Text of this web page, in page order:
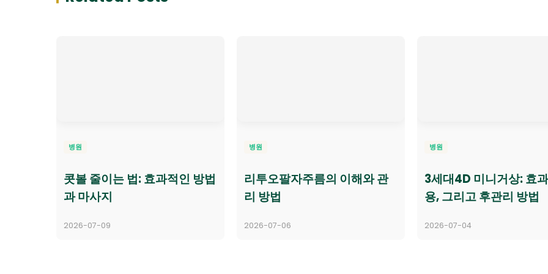
병원
콧볼 줄이는 법: 효과적인 방법
과 마사지
2026-07-09
병원
리투오팔자주름의 이해와 관
리 방법
2026-07-06
병원
3세대4D 미니거상: 효
용, 그리고 후관리 방법
2026-07-04